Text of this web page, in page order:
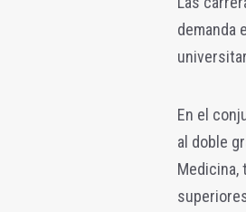
demanda
En el
al doble
Medicina,